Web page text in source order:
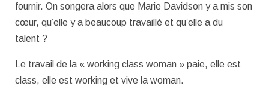
fournir. On songera alors que Marie Davidson y a mis son
cœur, qu’elle y a beaucoup travaillé et qu’elle a du
talent ?
Le travail de la « working class woman » paie, elle est
class, elle est working et vive la woman.